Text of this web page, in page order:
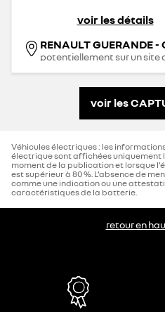
voir les détails
potentiellement sur un site
voir les
Véhicules électriques : les
électrique sont affichées uniquement
moment de la publication et lorsque
est supérieur à 80 %. L’absence de
comme une indication ou une
caractéristiques de la batterie.
retour en